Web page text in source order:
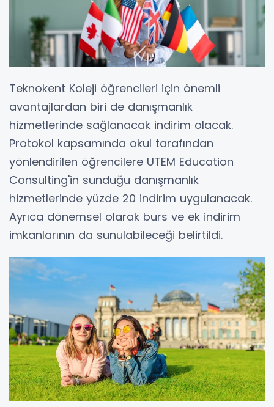
Teknokent Koleji öğrencileri için önemli
avantajlardan biri de danışmanlık
hizmetlerinde sağlanacak indirim olacak.
Protokol kapsamında okul tarafından
yönlendirilen öğrencilere UTEM Education
Consulting'in sunduğu danışmanlık
hizmetlerinde yüzde 20 indirim uygulanacak.
Ayrıca dönemsel olarak burs ve ek indirim
imkanlarının da sunulabileceği belirtildi.